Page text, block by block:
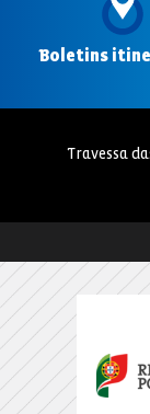
Boletins
Travessa